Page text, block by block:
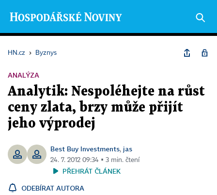
HN.cz › Byznys
ANALÝZA
Analytik: Nespoléhejte na růst
ceny zlata, brzy může přijít
jeho výprodej
Best Buy Investments, jas
24. 7. 2012 09:34 ▪ 3 min. čtení
PŘEHRÁT ČLÁNEK
ODEBÍRAT AUTORA